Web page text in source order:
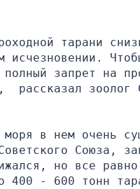
тарани
исчезновении.
запрет на
рассказал зоолог
в нем очень
Союза,
но все
400 - 600 тонн